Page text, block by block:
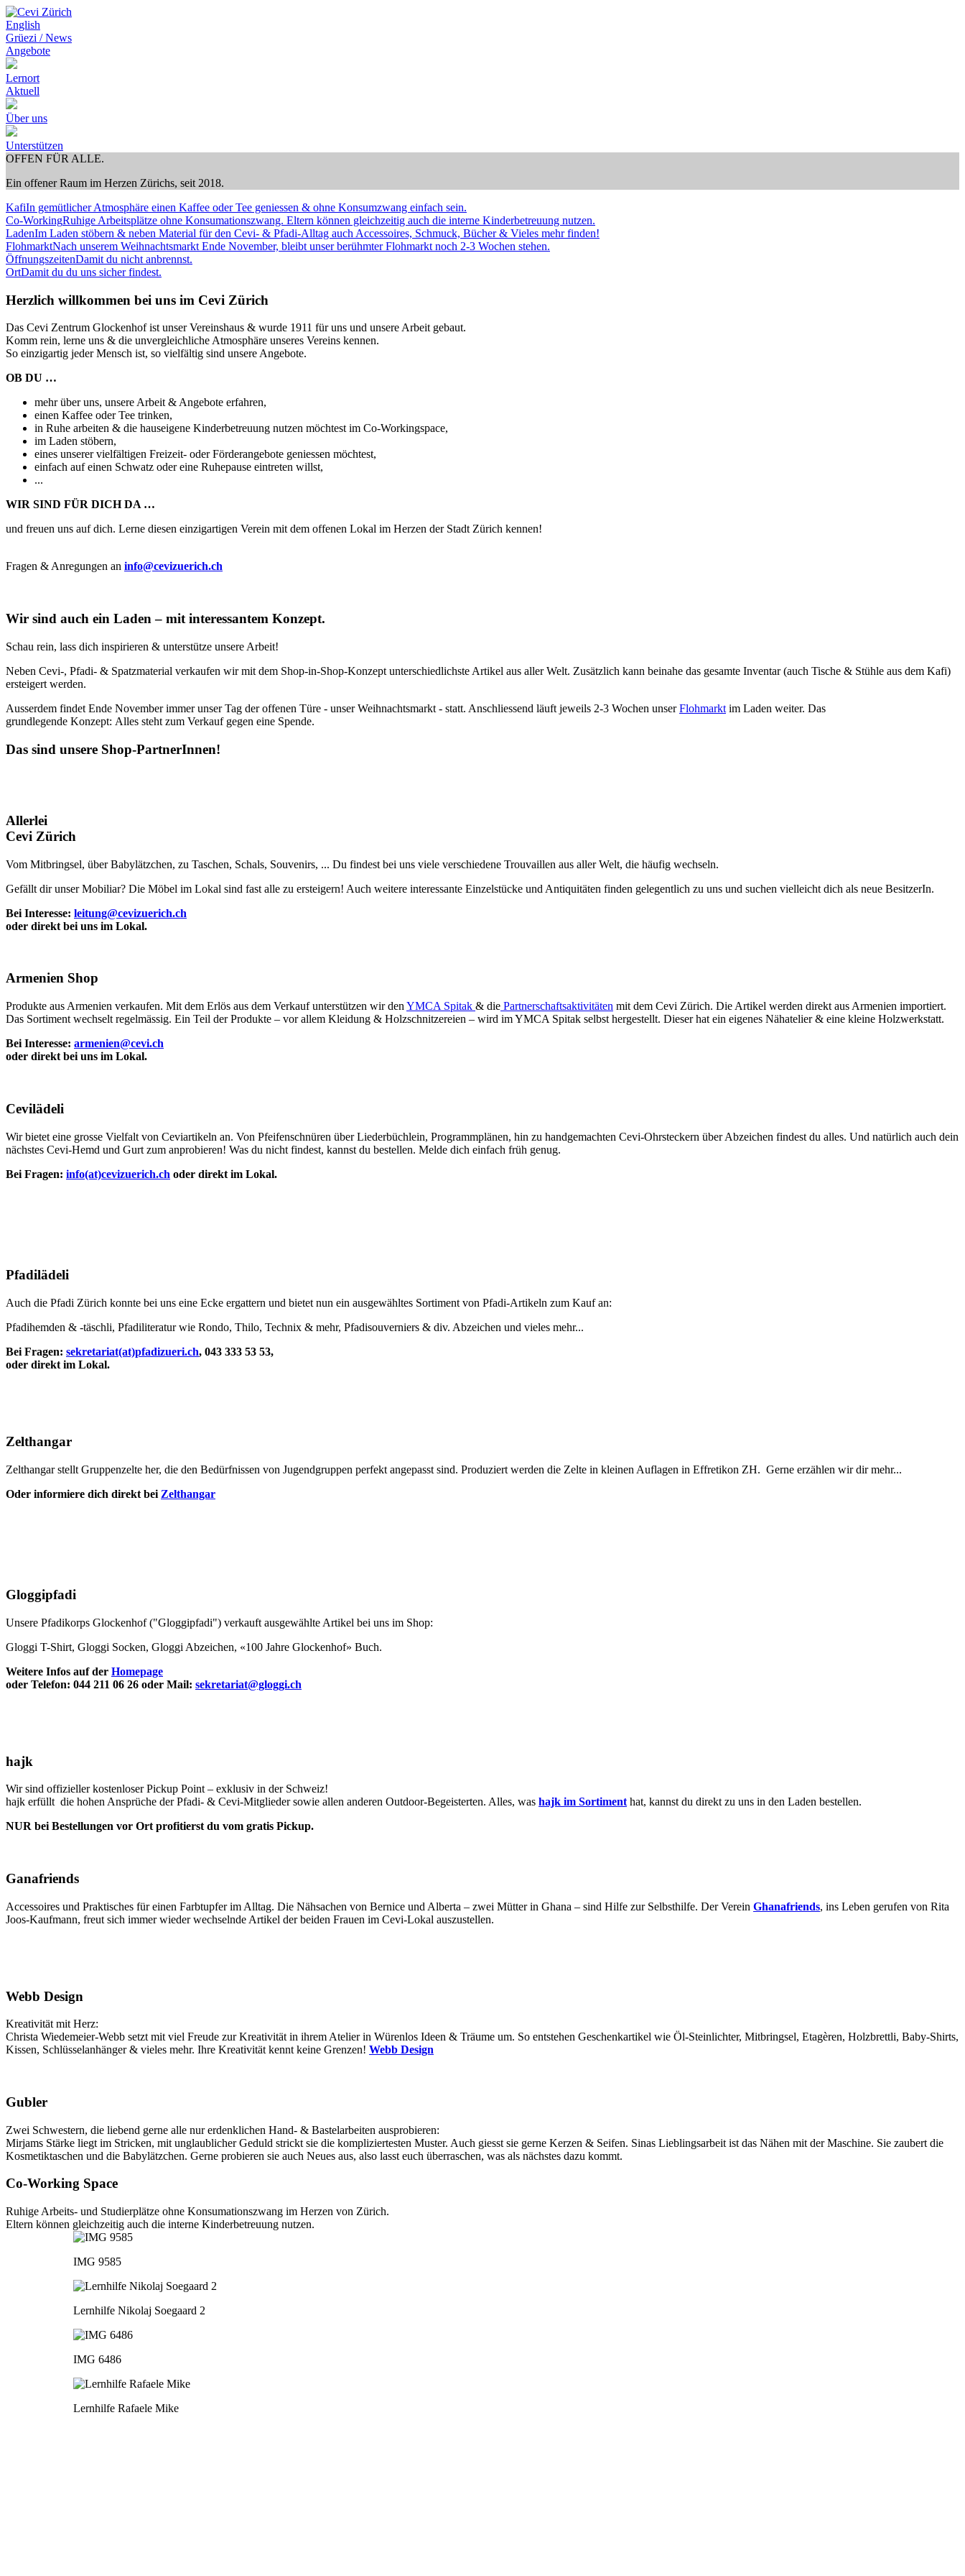
English
Grüezi / News
Angebote
Lernort
Aktuell
Über uns
Unterstützen
OFFEN FÜR ALLE.
Ein offener Raum im Herzen Zürichs, seit 2018.
KafiIn gemütlicher Atmosphäre einen Kaffee oder Tee geniessen & ohne Konsumzwang einfach sein.
Co-WorkingRuhige Arbeitsplätze ohne Konsumationszwang. Eltern können gleichzeitig auch die interne Kinderbetreuung nutzen.
LadenIm Laden stöbern & neben Material für den Cevi- & Pfadi-Alltag auch Accessoires, Schmuck, Bücher & Vieles mehr finden!
FlohmarktNach unserem Weihnachtsmarkt Ende November, bleibt unser berühmter Flohmarkt noch 2-3 Wochen stehen.
ÖffnungszeitenDamit du nicht anbrennst.
OrtDamit du du uns sicher findest.
Herzlich willkommen bei uns im Cevi Zürich
Das Cevi Zentrum Glockenhof ist unser Vereinshaus & wurde 1911 für uns und unsere Arbeit gebaut.
Komm rein, lerne uns & die unvergleichliche Atmosphäre unseres Vereins kennen.
So einzigartig jeder Mensch ist, so vielfältig sind unsere Angebote.
OB DU …
mehr über uns, unsere Arbeit & Angebote erfahren,
einen Kaffee oder Tee trinken,
in Ruhe arbeiten & die hauseigene Kinderbetreuung nutzen möchtest im Co-Workingspace,
im Laden stöbern,
eines unserer vielfältigen Freizeit- oder Förderangebote geniessen möchtest,
einfach auf einen Schwatz oder eine Ruhepause eintreten willst,
...
WIR SIND FÜR DICH DA …
und freuen uns auf dich. Lerne diesen einzigartigen Verein mit dem offenen Lokal im Herzen der Stadt Zürich kennen!
Fragen & Anregungen an info@cevizuerich.ch
Wir sind auch ein Laden – mit interessantem Konzept.
Schau rein, lass dich inspirieren & unterstütze unsere Arbeit!
Neben Cevi-, Pfadi- & Spatzmaterial verkaufen wir mit dem Shop-in-Shop-Konzept unterschiedlichste Artikel aus aller Welt. Zusätzlich kann beinahe das gesamte Inventar (auch Tische & Stühle aus dem Kafi)
ersteigert werden.
Ausserdem findet Ende November immer unser Tag der offenen Türe - unser Weihnachtsmarkt - statt. Anschliessend läuft jeweils 2-3 Wochen unserFlohmarkt im Laden weiter. Das
grundlegende Konzept: Alles steht zum Verkauf gegen eine Spende.
Das sind unsere Shop-PartnerInnen!
Allerlei
Cevi Zürich
Vom Mitbringsel, über Babylätzchen, zu Taschen, Schals, Souvenirs, ... Du findest bei uns viele verschiedene Trouvaillen aus aller Welt, die häufig wechseln.
Gefällt dir unser Mobiliar? Die Möbel im Lokal sind fast alle zu ersteigern! Auch weitere interessante Einzelstücke und Antiquitäten finden gelegentlich zu uns und suchen vielleicht dich als neue BesitzerIn.
Bei Interesse: leitung@cevizuerich.ch
oder direkt bei uns im Lokal.
Armenien Shop
Produkte aus Armenien verkaufen. Mit dem Erlös aus dem Verkauf unterstützen wir den YMCA Spitak & die Partnerschaftsaktivitäten mit dem Cevi Zürich. Die Artikel werden direkt aus Armenien importiert.
Das Sortiment wechselt regelmässig. Ein Teil der Produkte – vor allem Kleidung & Holzschnitzereien – wird im YMCA Spitak selbst hergestellt. Dieser hat ein eigenes Nähatelier & eine kleine Holzwerkstatt.
Bei Interesse: armenien@cevi.ch
oder direkt bei uns im Lokal.
Cevilädeli
Wir bietet eine grosse Vielfalt von Ceviartikeln an. Von Pfeifenschnüren über Liederbüchlein, Programmplänen, hin zu handgemachten Cevi-Ohrsteckern über Abzeichen findest du alles. Und natürlich auch dein
nächstes Cevi-Hemd und Gurt zum anprobieren! Was du nicht findest, kannst du bestellen. Melde dich einfach früh genug.
Bei Fragen: info(at)cevizuerich.ch oder direkt im Lokal.
Pfadilädeli
Auch die Pfadi Zürich konnte bei uns eine Ecke ergattern und bietet nun ein ausgewähltes Sortiment von Pfadi-Artikeln zum Kauf an:
Pfadihemden & -täschli, Pfadiliteratur wie Rondo, Thilo, Technix & mehr, Pfadisouverniers & div. Abzeichen und vieles mehr...
Bei Fragen: sekretariat(at)pfadizueri.ch, 043 333 53 53,
oder direkt im Lokal.
Zelthangar
Zelthangar stellt Gruppenzelte her, die den Bedürfnissen von Jugendgruppen perfekt angepasst sind. Produziert werden die Zelte in kleinen Auflagen in Effretikon ZH. Gerne erzählen wir dir mehr...
Oder informiere dich direkt bei Zelthangar
Gloggipfadi
Unsere Pfadikorps Glockenhof ("Gloggipfadi") verkauft ausgewählte Artikel bei uns im Shop:
Gloggi T-Shirt, Gloggi Socken, Gloggi Abzeichen, «100 Jahre Glockenhof» Buch.
Weitere Infos auf der Homepage
oder Telefon: 044 211 06 26 oder Mail: sekretariat@gloggi.ch
hajk
Wir sind offizieller kostenloser Pickup Point – exklusiv in der Schweiz!
hajk erfüllt die hohen Ansprüche der Pfadi- & Cevi-Mitglieder sowie allen anderen Outdoor-Begeisterten. Alles, was hajk im Sortiment hat, kannst du direkt zu uns in den Laden bestellen.
NUR bei Bestellungen vor Ort profitierst du vom gratis Pickup.
Ganafriends
Accessoires und Praktisches für einen Farbtupfer im Alltag. Die Nähsachen von Bernice und Alberta – zwei Mütter in Ghana – sind Hilfe zur Selbsthilfe. Der Verein Ghanafriends, ins Leben gerufen von Rita
Joos-Kaufmann, freut sich immer wieder wechselnde Artikel der beiden Frauen im Cevi-Lokal auszustellen.
Webb Design
Kreativität mit Herz:
Christa Wiedemeier-Webb setzt mit viel Freude zur Kreativität in ihrem Atelier in Würenlos Ideen & Träume um. So entstehen Geschenkartikel wie Öl-Steinlichter, Mitbringsel, Etagèren, Holzbrettli, Baby-Shirts,
Kissen, Schlüsselanhänger & vieles mehr. Ihre Kreativität kennt keine Grenzen! Webb Design
Gubler
Zwei Schwestern, die liebend gerne alle nur erdenklichen Hand- & Bastelarbeiten ausprobieren:
Mirjams Stärke liegt im Stricken, mit unglaublicher Geduld strickt sie die kompliziertesten Muster. Auch giesst sie gerne Kerzen & Seifen. Sinas Lieblingsarbeit ist das Nähen mit der Maschine. Sie zaubert die
Kosmetiktaschen und die Babylätzchen. Gerne probieren sie auch Neues aus, also lasst euch überraschen, was als nächstes dazu kommt.
Co-Working Space
Ruhige Arbeits- und Studierplätze ohne Konsumationszwang im Herzen von Zürich.
Eltern können gleichzeitig auch die interne Kinderbetreuung nutzen.
IMG 9585
Lernhilfe Nikolaj Soegaard 2
IMG 6486
Lernhilfe Rafaele Mike